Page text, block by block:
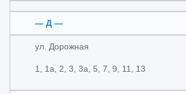
— Д —
ул. Дорожная
1, 1а, 2, 3, 3а, 5, 7, 9, 11, 13